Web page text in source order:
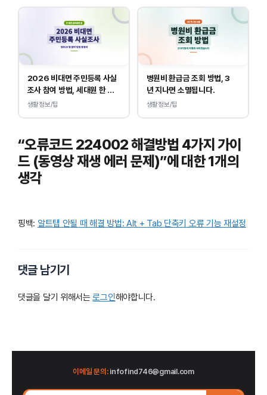
2026 비대면 주민등록 사실
조사 참여 방법, 세대원 한 명
만 하면 됩니다.
생활정보/팁
병원비 환급금 조회 방법, 3
년 지나면 소멸됩니다.
생활정보/팁
“오류코드 224002 해결방법 4가지 가이
드 (동영상 재생 에러 문제)”에 대한 1개의
생각
핑백: 알트탭 안될 때 해결 방법: Alt + Tab 단축키 오류 기능 재설정
댓글 남기기
댓글을 달기 위해서는로그인해야합니다.
이메일 문의:infofind746@gmail.com